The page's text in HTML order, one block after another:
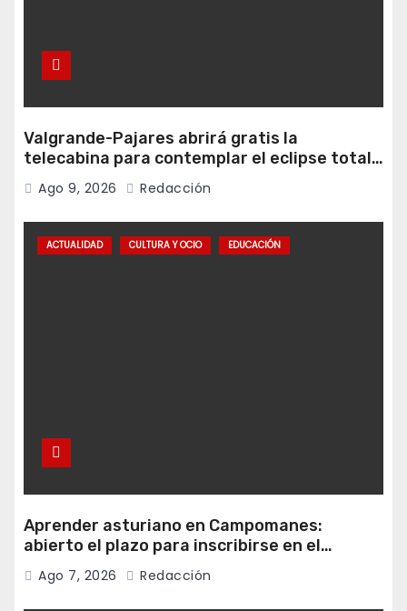
Valgrande-Pajares abrirá gratis la
telecabina para contemplar el eclipse total
desde Cuitunigru
Ago 9, 2026 Redacción
ACTUALIDAD CULTURA Y OCIO EDUCACIÓN
Aprender asturiano en Campomanes:
abierto el plazo para inscribirse en el
programa Falamos
Ago 7, 2026 Redacción